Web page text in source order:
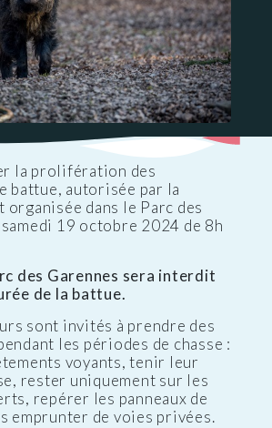
la prolifération des
battue, autorisée par la
organisée dans le Parc des
19 octobre 2024 de 8h
des Garennes sera interdit
de la battue.
sont invités à prendre des
les périodes de chasse :
voyants, tenir leur
rester uniquement sur les
repérer les panneaux de
emprunter de voies privées.